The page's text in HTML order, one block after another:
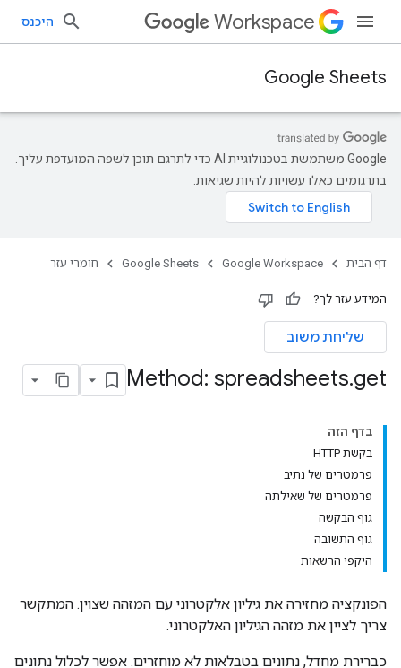
Workspace היכנס
Google Sheets
‫Google משתמשת בטכנולוגיית AI כדי לתרגם תוכן לשפה המועדפת עליך.
בתרגומים כאלו עשויות להיות שגיאות.
דף הבית Google Workspace
Google Sheets חומרי עזר
המידע עזר לך?
שליחת משוב
Method: spreadsheets.get
בדף הזה
בקשת HTTP
פרמטרים של נתיב
פרמטרים של שאילתה
גוף הבקשה
גוף התשובה
היקפי הרשאות
הפונקציה מחזירה את גיליון אלקטרוני עם המזהה שצוין. המתקשר
צריך לציין את מזהה הגיליון האלקטרוני.
כברירת מחדל, נתונים בטבלאות לא מוחזרים. אפשר לכלול נתונים